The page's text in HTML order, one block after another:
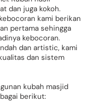
dan juga kokoh.
kami berikan
pertama sehingga
kebocoran.
dan artistic, kami
dan sistem
kubah masjid
berikut: